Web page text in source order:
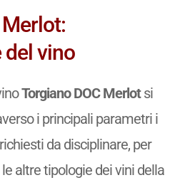
vino
Torgiano DOC Merlotsi
i principali parametri i
da disciplinare, per
altre tipologie dei vini della